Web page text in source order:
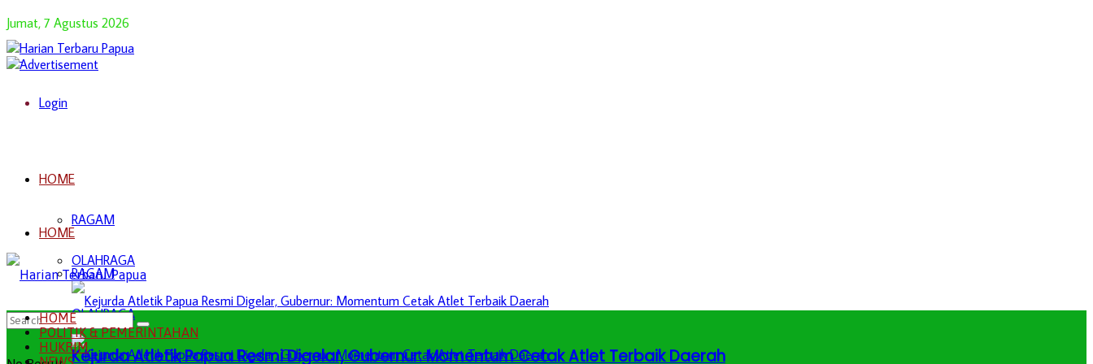
Jumat, 7 Agustus 2026
Login
HOME
RAGAM
OLAHRAGA
Kejurda Atletik Papua Resmi Digelar, Gubernur: Momentum Cetak Atlet Terbaik Daerah
HOME
RAGAM
OLAHRAGA
HOME
POLITIK & PEMERINTAHAN
HUKRIM